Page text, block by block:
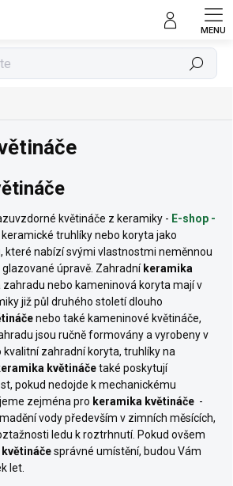
Hledat
květináče z keramiky - E-shop -
keramické truhlíky nebo koryta jako
které nabízí svými vlastnostmi neměnnou
úpravě. Zahradní keramika
zahradu nebo kameninová koryta mají v
již půl druhého století dlouho
nebo také kameninové květináče,
jsou ručně formovány a vyrobeny v
kvalitní zahradní koryta, truhlíky na
květináčetaké poskytují
pokud nedojde k mechanickému
zejména pro keramika květináče -
vody především v zimních měsících,
ledu k roztrhnutí. Pokud ovšem
květináčesprávné umístění, budou Vám
let.